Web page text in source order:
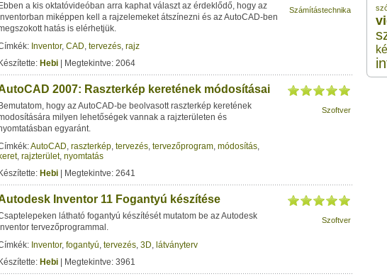
Ebben a kis oktatóvideóban arra kaphat választ az érdeklődő, hogy az
Inventorban miképpen kell a rajzelemeket átszínezni és az AutoCAD-ben
hatás is elérhetjük.
Inventor, CAD, tervezés, rajz
Készítette: Hebi | Megtekintve: 2064
Számítástechnika
2007: Raszterkép keretének módosításai
Bemutatom, hogy az AutoCAD-be beolvasott raszterkép keretének
milyen lehetőségek vannak a rajzterületen és
egyaránt.
AutoCAD, raszterkép, tervezés, tervezőprogram, módosítás,
, rajzterület, nyomtatás
Készítette: Hebi | Megtekintve: 2641
Szoftver
Inventor 11 Fogantyú készítése
látható fogantyú készítését mutatom be az Autodesk
Inventor tervezőprogrammal.
Inventor, fogantyú, tervezés, 3D, látványterv
Készítette: Hebi | Megtekintve: 3961
Szoftver
3
3